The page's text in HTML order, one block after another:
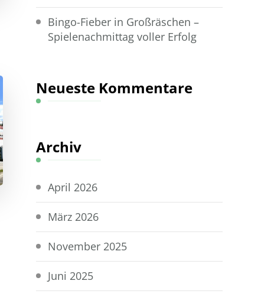
Bingo-Fieber in Großräschen –
Spielenachmittag voller Erfolg
Neueste Kommentare
Archiv
April 2026
März 2026
November 2025
Juni 2025